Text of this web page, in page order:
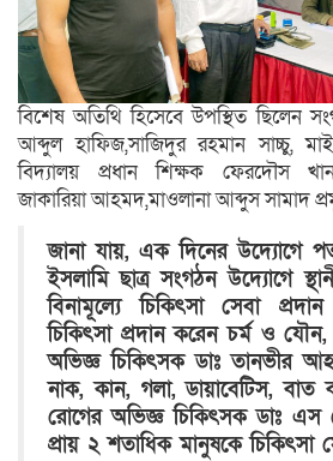
বিশেষ অতিথি হিসেবে উপস্থিত ছিলেন
আব্দুল হাফিজ,সাজিদুর রহমান সাচ্চু,
বিদ্যালয় প্রধান শিক্ষক ফেরদৌস
জাকারিয়া আহমদ,মাওলানা আব্দুস সামাদ
জানা যায়, এক দিনের উদ্যোগে
ইসলামি ছাত্র সংগঠন উদ্যোগে
বিনামূল্যে চিকিৎসা সেবা
চিকিৎসা প্রদান করেন চর্ম ও
অভিজ্ঞ চিকিৎসক ডাঃ তানভীর
নাক, কান, গলা, ডায়াবেটিস, বাত
রোগের অভিজ্ঞ চিকিৎসক ডাঃ এস
প্রায় ২ শতাধিক মানুষকে চিকিৎসা